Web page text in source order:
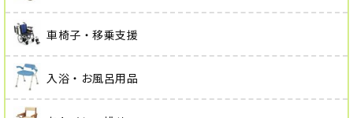
車椅子・移乗支援
入浴・お風呂用品